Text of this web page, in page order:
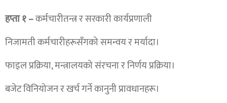
हप्ता १ –कर्मचारीतन्त्र र सरकारी कार्यप्रणाली
निजामती कर्मचारीहरूसँगको समन्वय र मर्यादा।
फाइल प्रक्रिया, मन्त्रालयको संरचना र निर्णय प्रक्रिया।
बजेट विनियोजन र खर्च गर्ने कानुनी प्रावधानहरू।